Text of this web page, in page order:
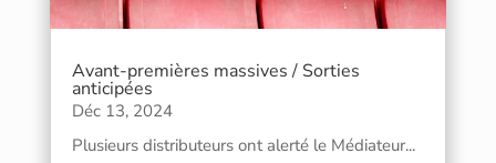
Avant-premières massives / Sorties
anticipées
Déc 13, 2024
Plusieurs distributeurs ont alerté le Médiateur...